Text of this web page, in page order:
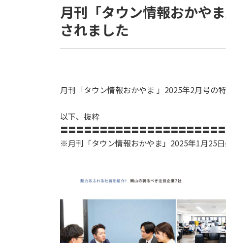
月刊「タウン情報おかや
されました
月刊「タウン情報おかやま 」2025年2月号の
以下、抜粋
〓〓〓〓〓〓〓〓〓〓〓〓〓〓〓〓〓〓〓〓
※月刊「タウン情報おかやま」2025年1月25